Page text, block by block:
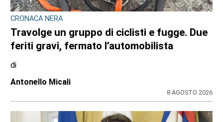
CRONACA NERA
Travolge un gruppo di ciclisti e fugge. Due
feriti gravi, fermato l’automobilista
di
Antonello Micali
8 AGOSTO 2026